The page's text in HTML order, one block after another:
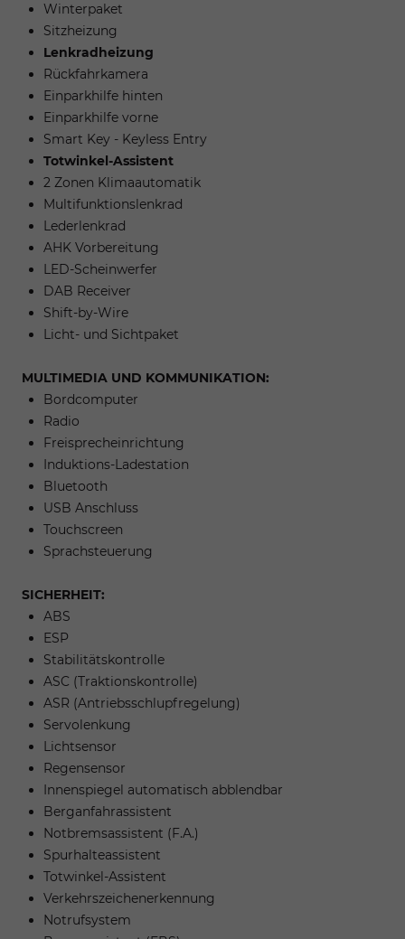
Winterpaket
Sitzheizung
Lenkradheizung
Rückfahrkamera
Einparkhilfe hinten
Einparkhilfe vorne
Smart Key - Keyless Entry
Totwinkel-Assistent
2 Zonen Klimaautomatik
Multifunktionslenkrad
Lederlenkrad
AHK Vorbereitung
LED-Scheinwerfer
DAB Receiver
Shift-by-Wire
Licht- und Sichtpaket
MULTIMEDIA UND KOMMUNIKATION:
Bordcomputer
Radio
Freisprecheinrichtung
Induktions-Ladestation
Bluetooth
USB Anschluss
Touchscreen
Sprachsteuerung
SICHERHEIT:
ABS
ESP
Stabilitätskontrolle
ASC (Traktionskontrolle)
ASR (Antriebsschlupfregelung)
Servolenkung
Lichtsensor
Regensensor
Innenspiegel automatisch abblendbar
Berganfahrassistent
Notbremsassistent (F.A.)
Spurhalteassistent
Totwinkel-Assistent
Verkehrszeichenerkennung
Notrufsystem